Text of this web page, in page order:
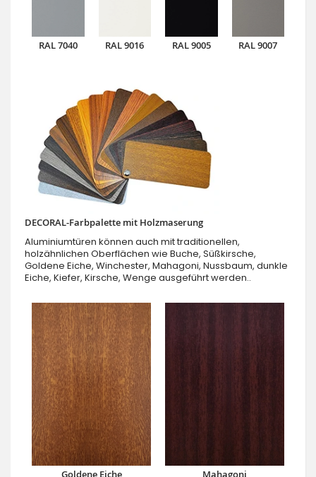
RAL 7040 RAL 9016 RAL 9005 RAL 9007
DECORAL-Farbpalette mit Holzmaserung
Aluminiumtüren können auch mit traditionellen,
holzähnlichen Oberflächen wie Buche, Süßkirsche,
Goldene Eiche, Winchester, Mahagoni, Nussbaum, dunkle
Eiche, Kiefer, Kirsche, Wenge ausgeführt werden..
Goldene Eiche Mahagoni